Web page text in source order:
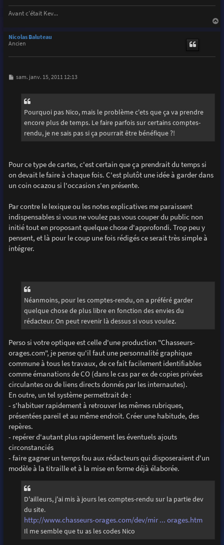
Avant c'était Kev...
Nicolas Baluteau
Ancien
M
sam. janv. 15, 2011 12:13
Pourquoi pas Nico, mais le problème c'ets que ça va prendre
encore plus de temps. Le faire parfois sur certains comptes-
rendu, je ne sais pas si ça pourrait être bénéfique ?!
Pour ce type de cartes, c'est certain que ça prendrait du temps si
on devait le faire à chaque fois. C'est plutôt une idée à garder dans
un coin ocazou si l'occasion s'en présente.
Par contre le lexique ou les notes explicatives me paraissent
indispensables si vous ne voulez pas vous couper du public non
initié tout en proposant quelque chose d'approfondi. Trop peu y
pensent, et là pour le coup une fois rédigés ce serait très simple à
intégrer.
Néanmoins, pour les comptes-rendu, on a préféré garder
quelque chose de plus libre en fonction des envies du
rédacteur. On peut revenir là dessus si vous voulez.
Perso si votre optique est celle d'une production "Chasseurs-
orages.com", je pense qu'il faut une personnalité graphique
commune à tous les travaux, de ce fait facilement identifiables
comme émanations de CO (dans le cas par ex de copies privées
circulantes ou de liens directs donnés par les internautes).
En outre, un tel système permettrait de :
- s'habituer rapidement à retrouver les mêmes rubriques,
présentées pareil et au même endroit. Créer une habitude, des
repères.
- repérer d'autant plus rapidement les éventuels ajouts
circonstanciés
- faire gagner un temps fou aux rédacteurs qui disposeraient d'un
modèle à la titraille et à la mise en forme déjà élaborée.
D'ailleurs, j'ai mis à jours les comptes-rendu sur la partie dev
du site.
http://www.chasseurs-orages.com/dev/mir ... orages.htm
Il me semble que tu as les codes Nico